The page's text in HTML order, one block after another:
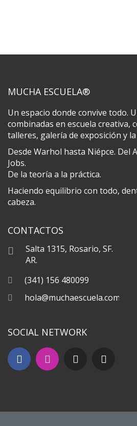
MUCHA ESCUELA®
Un espacio donde convive todo.
combinadas en escuela creativa,
talleres, galería de exposición y
Desde Warhol hasta Niépce. Del
Jobs.
De la teoría a la práctica.
Haciendo equilibrio con todo,
cabeza.
CONTACTOS
Salta 1315, Rosario, SF.
AR.
(341) 156 480099
hola@muchaescuela.com
SOCIAL NETWORK